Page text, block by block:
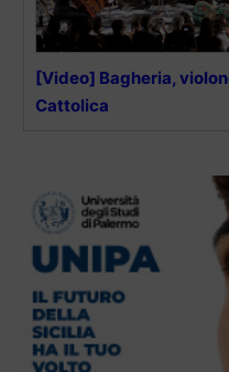
[Video] Bagheria,
Cattolica